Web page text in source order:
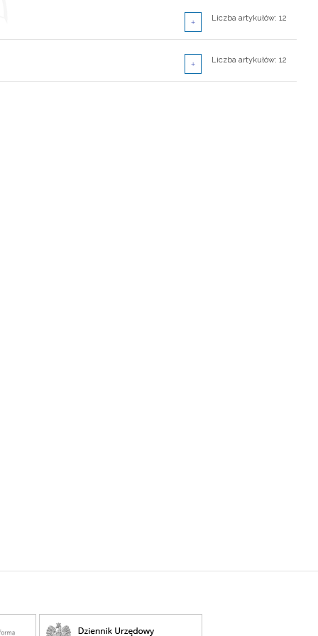
Liczba artykułów: 10
Liczba artykułów: 12
Liczba artykułów: 10
Liczba artykułów: 12